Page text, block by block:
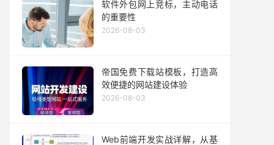
软件外包网上竞标，主动电话
的重要性
2026-08-03
帝国免费下载站模板，打造高
效便捷的网站建设体验
2026-08-03
Web前端开发实战详解，从基